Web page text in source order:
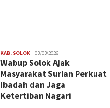
KAB. SOLOKRedaksi
03/03/2026
Wabup Solok Ajak
Masyarakat Surian Perkuat
Ibadah dan Jaga
Ketertiban Nagari